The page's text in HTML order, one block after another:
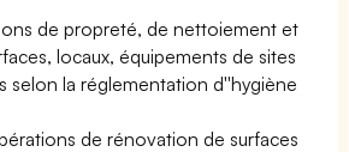
de propreté, de nettoiement et
locaux, équipements de sites
selon la réglementation d''hygiène
de rénovation de surfaces